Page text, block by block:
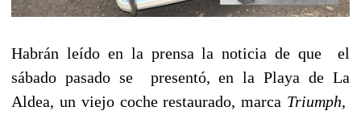
Habrán leído en la prensa la noticia de que el
sábado pasado se presentó, en la Playa de La
Aldea, un viejo coche restaurado, marca Triumph,